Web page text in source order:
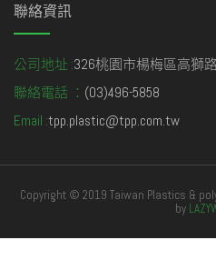
聯絡資訊
公司地址 :326桃園市楊梅區高獅
聯絡電話 ： (03)496-5858
Email :tpp.plastic@tpp.com.tw
Copyright © 2019 Taiwan Plastics &
by